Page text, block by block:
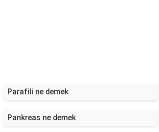
Parafili ne demek
Pankreas ne demek